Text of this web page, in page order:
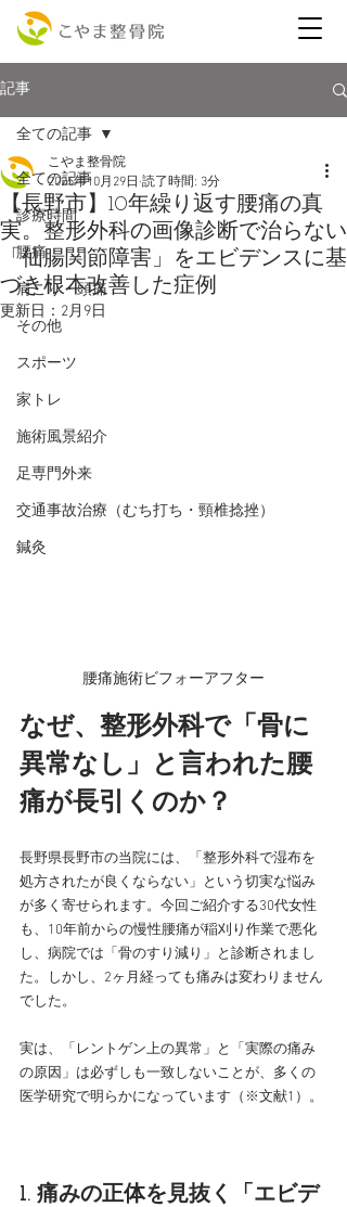
記事
全ての記事
診療時間
腰痛
肩こり・頭痛
その他
スポーツ
家トレ
施術風景紹介
足専門外来
交通事故治療（むち打ち・頸椎捻挫）
鍼灸
全ての記事
【長野市】10年繰り返す腰痛の真
実。整形外科の画像診断で治らない
「仙腸関節障害」をエビデンスに基
づき根本改善した症例
こやま整骨院
2025年10月29日 読了時間: 3分
更新日： 2月9日
腰痛施術ビフォーアフター
なぜ、整形外科で「骨に
異常なし」と言われた腰
痛が長引くのか？
長野県長野市の当院には、「整形外科で湿布を
処方されたが良くならない」という切実な悩み
が多く寄せられます。今回ご紹介する30代女性
も、10年前からの慢性腰痛が稲刈り作業で悪化
し、病院では「骨のすり減り」と診断されまし
た。しかし、2ヶ月経っても痛みは変わりません
でした。
実は、「レントゲン上の異常」と「実際の痛み
の原因」は必ずしも一致しないことが、多くの
医学研究で明らかになっています（※文献1）。
1. 痛みの正体を見抜く「エビデ